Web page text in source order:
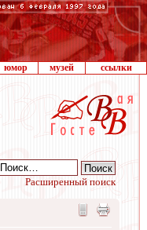
юмор музей ссылки
Расширенный поиск